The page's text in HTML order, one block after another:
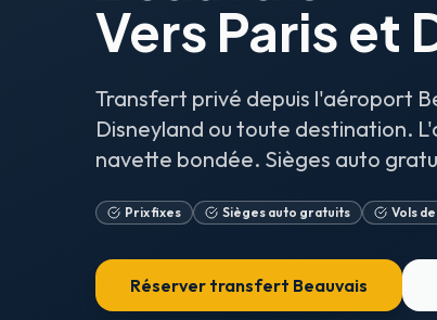
Vers Paris et
Transfert privé depuis l'aéroport
Disneyland ou toute destination.
navette bondée. Sièges auto
Prix fixes Sièges auto gratuits Vols
Réserver transfert Beauvais